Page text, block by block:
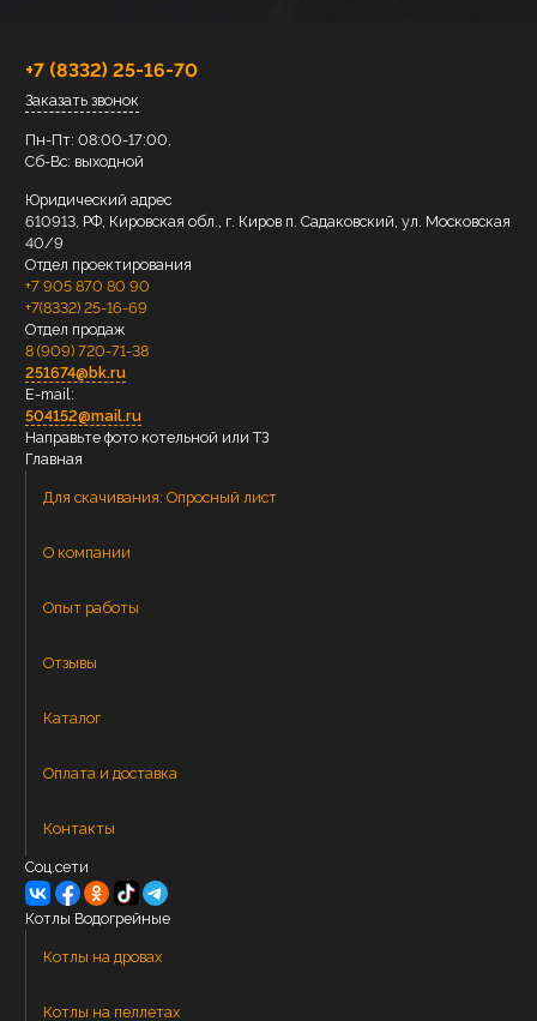
+7 (8332) 25-16-70
Заказать звонок
Пн-Пт: 08:00-17:00,
Сб-Вс: выходной
Юридический адрес
610913, РФ, Кировская обл., г. Киров п. Садаковский, ул. Московская
40/9
Отдел проектирования
+7 905 870 80 90
+7(8332) 25-16-69
Отдел продаж
8 (909) 720-71-38
251674@bk.ru
E-mail:
504152@mail.ru
Направьте фото котельной или ТЗ
Главная
Для скачивания: Опросный лист
О компании
Опыт работы
Отзывы
Каталог
Оплата и доставка
Контакты
Соц.сети
Котлы Водогрейные
Котлы на дровах
Котлы на пеллетах